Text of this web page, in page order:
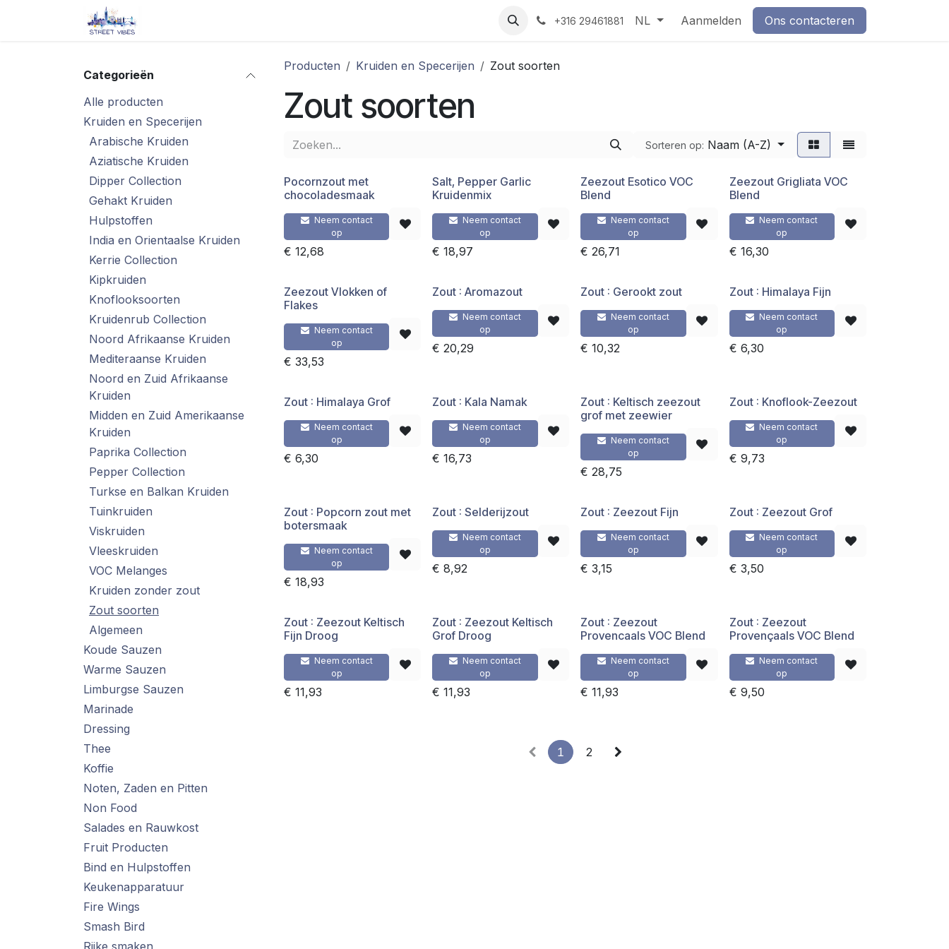
Overslaan naar inhoud
Contact +316 29461881 NL Aanmelden Ons contacteren
Categorieën
Alle producten
Kruiden en Specerijen
Arabische Kruiden
Aziatische Kruiden
Dipper Collection
Gehakt Kruiden
Hulpstoffen
India en Orientaalse Kruiden
Kerrie Collection
Kipkruiden
Knoflooksoorten
Kruidenrub Collection
Noord Afrikaanse Kruiden
Mediteraanse Kruiden
Noord en Zuid Afrikaanse
Kruiden
Midden en Zuid Amerikaanse
Kruiden
Paprika Collection
Pepper Collection
Turkse en Balkan Kruiden
Tuinkruiden
Viskruiden
Vleeskruiden
VOC Melanges
Kruiden zonder zout
Zout soorten
Algemeen
Koude Sauzen
Warme Sauzen
Limburgse Sauzen
Marinade
Dressing
Thee
Koffie
Noten, Zaden en Pitten
Non Food
Salades en Rauwkost
Fruit Producten
Bind en Hulpstoffen
Keukenapparatuur
Fire Wings
Smash Bird
Rijke smaken
Producten Kruiden en Specerijen Zout soorten
Zout soorten
Sorteren op: Naam (A-Z)
Pocornzout met
chocoladesmaak
Neem contact
op
€ 12,68
Salt, Pepper Garlic
Kruidenmix
Neem contact
op
€18,97
Zeezout Esotico VOC
Blend
Neem contact
op
€26,71
Zeezout Grigliata VOC
Blend
Neem contact
op
€ 16,30
Zeezout Vlokken of
Flakes
Neem contact
op
€ 33,53
Zout : Aromazout
Neem contact
op
€20,29
Zout : Gerookt zout
Neem contact
op
€10,32
Zout : Himalaya Fijn
Neem contact
op
€ 6,30
Zout : Himalaya Grof
Neem contact
op
€ 6,30
Zout : Kala Namak
Neem contact
op
€16,73
Zout : Keltisch zeezout
grof met zeewier
Neem contact
op
€28,75
Zout : Knoflook-Zeezout
Neem contact
op
€ 9,73
Zout : Popcorn zout met
botersmaak
Neem contact
op
€ 18,93
Zout : Selderijzout
Neem contact
op
€8,92
Zout : Zeezout Fijn
Neem contact
op
€3,15
Zout : Zeezout Grof
Neem contact
op
€ 3,50
Zout : Zeezout Keltisch
Fijn Droog
Neem contact
op
€ 11,93
Zout : Zeezout Keltisch
Grof Droog
Neem contact
op
€11,93
Zout : Zeezout
Provencaals VOC Blend
Neem contact
op
€11,93
Zout : Zeezout
Provençaals VOC Blend
Neem contact
op
€ 9,50
1 2